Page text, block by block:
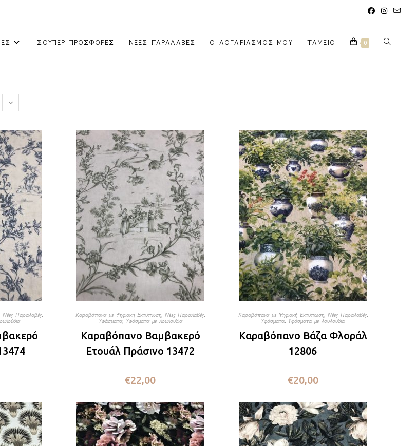
ΣΟΎΠΕΡ ΠΡΟΣΦΟΡΈΣ ΝΈΕΣ ΠΑΡΑΛΑΒΈΣ Ο ΛΟΓΑΡΙΑΣΜΌΣ ΜΟΥ ΤΑΜΕΊΟ 0
Νέες Παραλαβές,
Καραβόπανα με Ψηφιακή Εκτύπωση,Νέες Παραλαβές,
Υφάσματα, Υφάσματα με λουλούδια
Καραβόπανο Βαμβακερό
Ετουάλ Πράσινο 13472
€22,00
Καραβόπανα με Ψηφιακή Εκτύπωση, Νέες Παραλαβές,
Υφάσματα, Υφάσματα με λουλούδια
Καραβόπανο Βάζα Φλοράλ
12806
€20,00